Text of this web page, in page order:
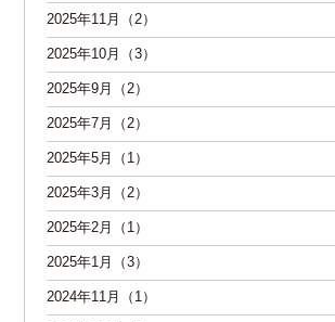
2025年11月（2）
2025年10月（3）
2025年9月（2）
2025年7月（2）
2025年5月（1）
2025年3月（2）
2025年2月（1）
2025年1月（3）
2024年11月（1）